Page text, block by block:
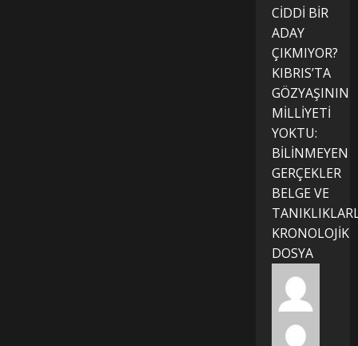
CİDDİ BİR
ADAY
ÇIKMIYOR?
KIBRIS’TA
GÖZYAŞININ
MİLLİYETİ
YOKTU:
BİLİNMEYEN
GERÇEKLER
BELGE VE
KRONOLOJİK
DOSYA